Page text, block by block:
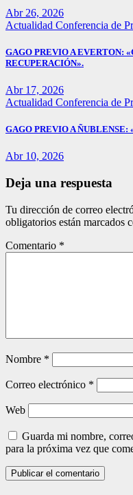
Abr 26, 2026
Actualidad Conferencia de
GAGO PREVIO A EVERTON:
RECUPERACIÓN».
Abr 17, 2026
Actualidad Conferencia de
GAGO PREVIO A
Abr 10, 2026
Deja una respuesta
Tu dirección de correo
obligatorios están marcados
Comentario *
Nombre *
Correo electrónico *
Web
Guarda mi nombre,
para la próxima vez que